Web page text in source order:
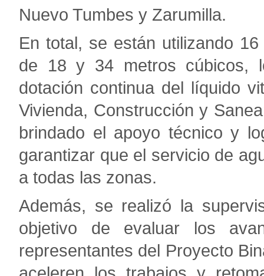
Nuevo Tumbes y Zarumilla.
En total, se están utilizando
de 18 y 34 metros cúbicos,
dotación continua del líquido
Vivienda, Construcción y
brindado el apoyo técnico y
garantizar que el servicio de
a todas las zonas.
Además, se realizó la
objetivo de evaluar los
representantes del Proyecto